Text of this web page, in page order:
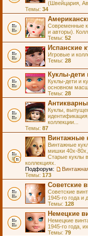
(Швейцария,
Темы: 34
Современные
и авторы).
Темы: 52
Испанские
Игровые и
Темы: 28
Куклы-дети
Куклы-дети и
основном
Темы: 28
Куклы,
коллекции...
Темы: 87
Винтажные
Винтажные
мишки 40х-80х,
Старые куклы
коллекциях.
Подфорум:
Темы: 173
Советские
Советские
1945-го года и
Темы: 128
Немецкие
Немецкие
1945-го года,
Темы: 79